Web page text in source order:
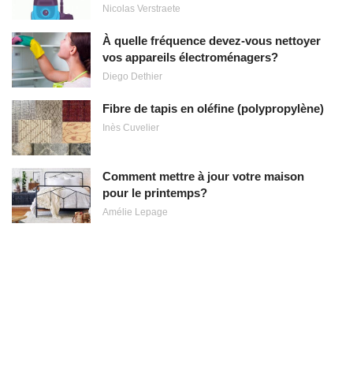
Nicolas Verstraete
À quelle fréquence devez-vous nettoyer
vos appareils électroménagers?
Diego Dethier
Fibre de tapis en oléfine (polypropylène)
Inès Cuvelier
Comment mettre à jour votre maison
pour le printemps?
Amélie Lepage